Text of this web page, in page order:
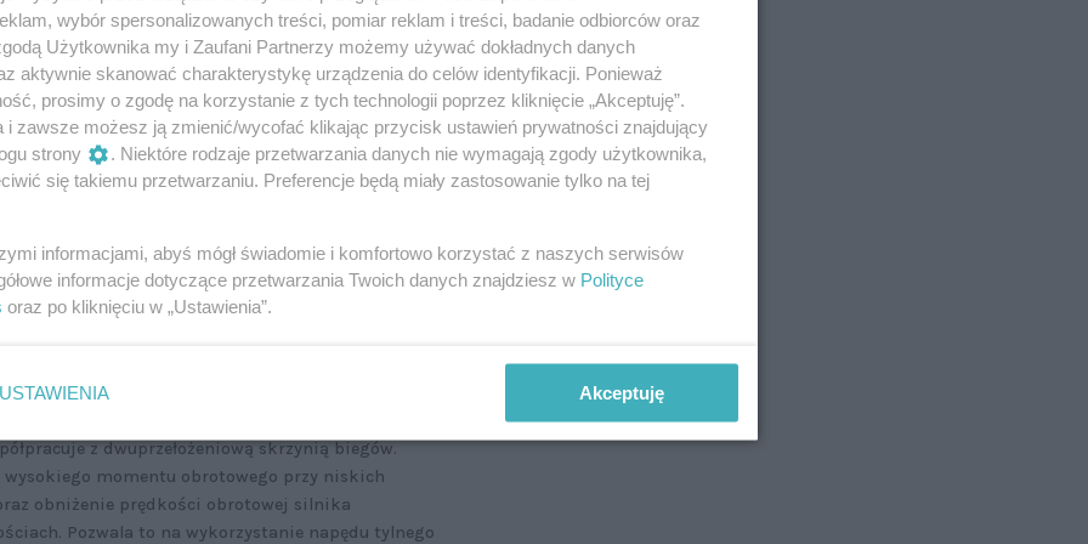
jest
jednostki 1.2 (z instalacją
współpracującej z
silnikiem elektrycznym na tylnej
Moc systemowa wynosi 154 KM
to 230 Nm, zaś elektrycznego – 87 Nm).
dwusprzęgłową skrzynią
ją obsługiwać także manetkami przy
z dwuprzełożeniową skrzynią biegów.
momentu obrotowego przy niskich
obniżenie prędkości obrotowej silnika
Pozwala to na wykorzystanie napędu tylnego
wybór spersonalizowanych treści, pomiar reklam i treści, badanie odbiorców oraz
Użytkownika my i Zaufani Partnerzy możemy używać dokładnych danych
aktywnie skanować charakterystykę urządzenia do celów identyfikacji. Ponieważ
prosimy o zgodę na korzystanie z tych technologii poprzez kliknięcie „Akceptuję”.
i zawsze możesz ją zmienić/wycofać klikając przycisk ustawień prywatności znajdujący
strony
. Niektóre rodzaje przetwarzania danych nie wymagają zgody użytkownika,
się takiemu przetwarzaniu. Preferencje będą miały zastosowanie tylko na tej
informacjami, abyś mógł świadomie i komfortowo korzystać z naszych serwisów
informacje dotyczące przetwarzania Twoich danych znajdziesz w Polityce
oraz po kliknięciu w „Ustawienia”.
USTAWIENIA Akceptuję